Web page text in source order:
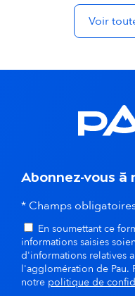
a
m
ê
m
e
Voir
Abonnez-vous
* Champs
En soumettant ce
informations saisies
d'informations relatives
l'agglomération de Pau.
notre politique de